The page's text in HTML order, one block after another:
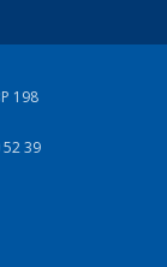
198
52 39